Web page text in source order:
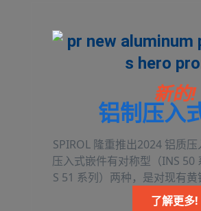
新的!
铝制压入
SPIROL 隆重推出2024 铝质
压入式嵌件有对称型（INS 50
S 51 系列）两种，是对现有黄
了解更多!
韩国
美国
加拿大